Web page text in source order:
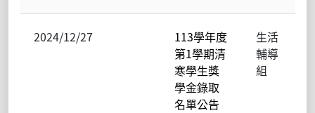
2024/12/27
113學年度
第1學期清
寒學生獎
學金錄取
名單公告
生活
輔導
組